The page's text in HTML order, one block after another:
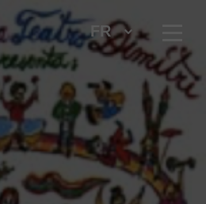
Skip to main content
FR